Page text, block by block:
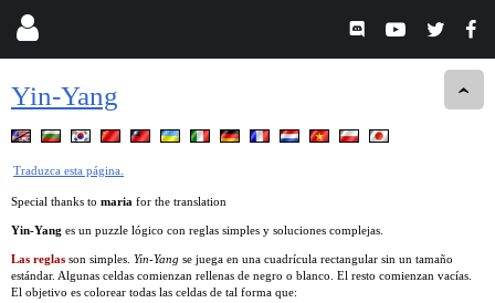
Yin-Yang
Traduzca esta página.
Special thanks to maria for the translation
Yin-Yang es un puzzle lógico con reglas simples y soluciones complejas.
Las reglas son simples. Yin-Yang se juega en una cuadrícula rectangular sin un tamaño
estándar. Algunas celdas comienzan rellenas de negro o blanco. El resto comienzan vacías.
El objetivo es colorear todas las celdas de tal forma que: